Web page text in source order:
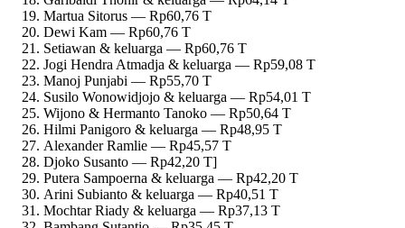
Martua Sitorus — Rp60,76 T
Dewi Kam — Rp60,76 T
Setiawan & keluarga — Rp60,76 T
Jogi Hendra Atmadja & keluarga — Rp59,08 T
Manoj Punjabi — Rp55,70 T
Susilo Wonowidjojo & keluarga — Rp54,01 T
Wijono & Hermanto Tanoko — Rp50,64 T
Hilmi Panigoro & keluarga — Rp48,95 T
Alexander Ramlie — Rp45,57 T
Djoko Susanto — Rp42,20 T]
Putera Sampoerna & keluarga — Rp42,20 T
Arini Subianto & keluarga — Rp40,51 T
Mochtar Riady & keluarga — Rp37,13 T